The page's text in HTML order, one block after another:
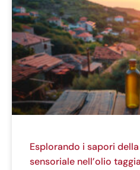
Esplorando i sapori
sensoriale nell’olio